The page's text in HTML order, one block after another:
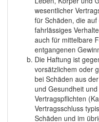
wesentlicher
für Schäden, die
fahrlässiges
auch für mittelbare
entgangenen
Die Haftung ist
vorsätzlichem oder
bei Schäden aus
und Gesundheit
Vertragspflichten
Vertragsschluss
Schäden und im